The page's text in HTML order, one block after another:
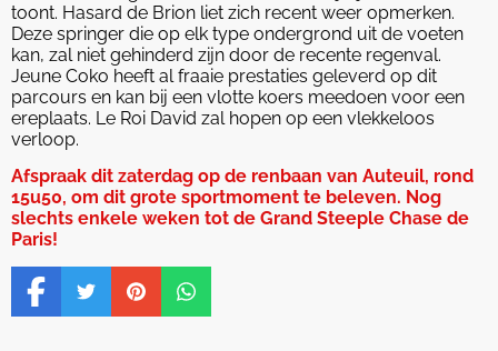
toont. Hasard de Brion liet zich recent weer opmerken.
Deze springer die op elk type ondergrond uit de voeten
kan, zal niet gehinderd zijn door de recente regenval.
Jeune Coko heeft al fraaie prestaties geleverd op dit
parcours en kan bij een vlotte koers meedoen voor een
ereplaats. Le Roi David zal hopen op een vlekkeloos
verloop.
Afspraak dit zaterdag op de renbaan van Auteuil, rond
15u50, om dit grote sportmoment te beleven. Nog
slechts enkele weken tot de Grand Steeple Chase de
Paris!